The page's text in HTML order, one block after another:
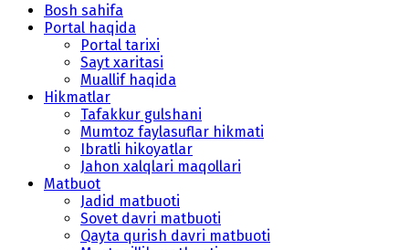
Bosh sahifa
Portal haqida
Portal tarixi
Sayt xaritasi
Muallif haqida
Hikmatlar
Tafakkur gulshani
Mumtoz faylasuflar hikmati
Ibratli hikoyatlar
Jahon xalqlari maqollari
Matbuot
Jadid matbuoti
Sovet davri matbuoti
Qayta qurish davri matbuoti